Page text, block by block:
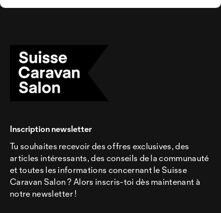
Inscription newsletter
Tu souhaites recevoir des offres exclusives, des
articles intéressants, des conseils de la communauté
et toutes les informations concernant le Suisse
Caravan Salon ? Alors inscris-toi dès maintenant à
notre newsletter !